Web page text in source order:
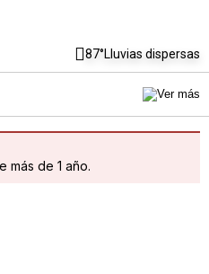
87°Lluvias dispersas
más de 1 año.